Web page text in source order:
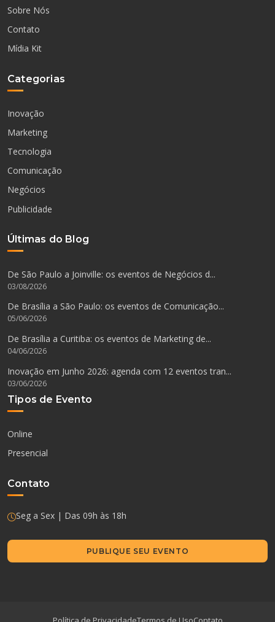
Sobre Nós
Contato
Mídia Kit
Categorias
Inovação
Marketing
Tecnologia
Comunicação
Negócios
Publicidade
Últimas do Blog
De São Paulo a Joinville: os eventos de Negócios d...
03/08/2026
De Brasília a São Paulo: os eventos de Comunicação...
05/06/2026
De Brasília a Curitiba: os eventos de Marketing de...
04/06/2026
Inovação em Junho 2026: agenda com 12 eventos tran...
03/06/2026
Tipos de Evento
Online
Presencial
Contato
Seg a Sex | Das 09h às 18h
PUBLIQUE SEU EVENTO